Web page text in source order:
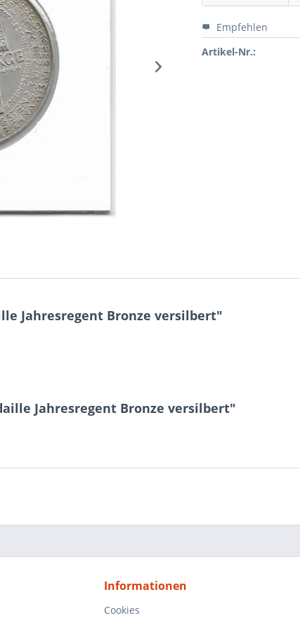
Empfehlen
Artikel-Nr.:
Jahresregent Bronze versilbert"
Jahresregent Bronze versilbert"
Informationen
Cookies